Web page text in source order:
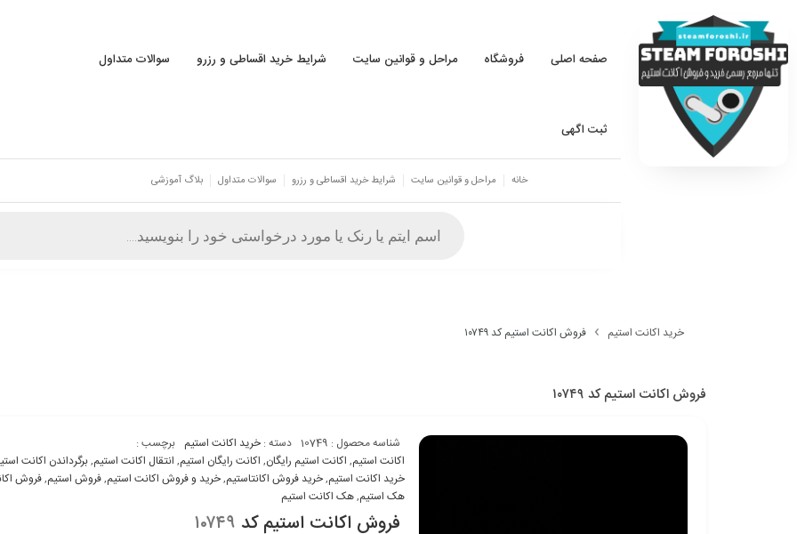
صفحه اصلی فروشگاه مراحل و قوانین سایت شرایط خرید اقساطی و رزرو سوالات متداول
ثبت اگهی
خانه مراحل و قوانین سایت شرایط خرید اقساطی و رزرو سوالات متداول بلاگ آموزشی
خرید اکانت استیم فروش اکانت استیم کد ۱۰۷۴۹
فروش اکانت استیم کد ۱۰۷۴۹
شناسه محصول : 10749 دسته :خرید اکانت استیم برچسب :
اکانت استیم, اکانت استیم رايگان, اکانت رايگان استیم, انتقال اکانت استیم,برگرداندن اکانت
خريد اکانت استیم,خريد فروش اکانتاستیم,خريد و فروش اکانت استیم,فروش استیم,فروش
هک استیم,هک اکانت استیم
فروش اکانت استیم کد